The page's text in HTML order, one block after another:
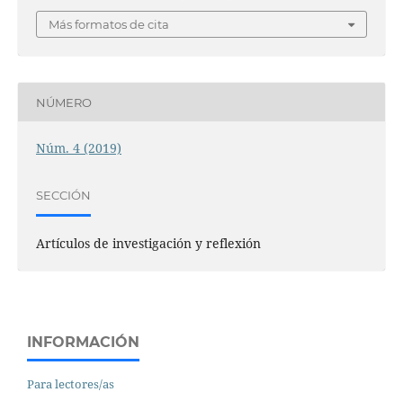
Más formatos de cita
NÚMERO
Núm. 4 (2019)
SECCIÓN
Artículos de investigación y reflexión
INFORMACIÓN
Para lectores/as